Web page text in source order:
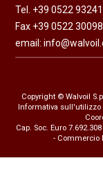
Tel. +39 0522
Fax +39 0522
email:
Copyright © Walvoil
Informativa sull'utilizzo
Cap. Soc. Euro
- Commercio